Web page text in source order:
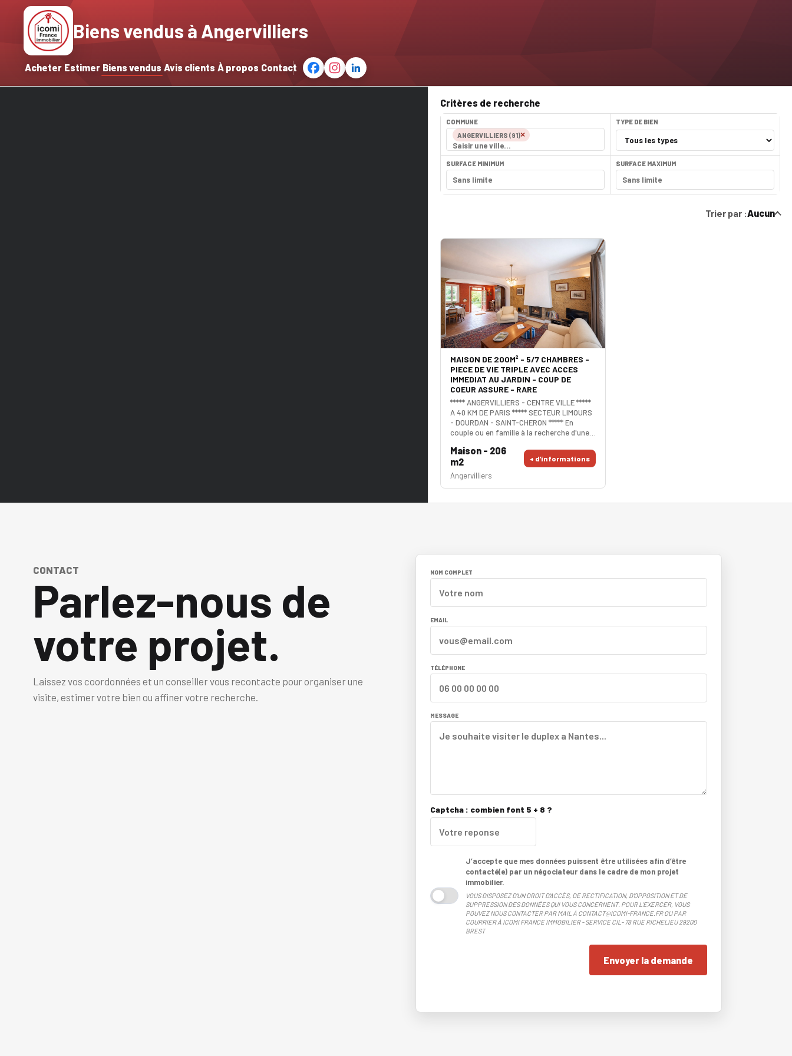
Acheter Estimer Biens vendus Avis clients À propos Contact
Biens vendus à Angervilliers
Critères de recherche
COMMUNE
ANGERVILLIERS (91)×
TYPE DE BIEN
SURFACE MINIMUM SURFACE MAXIMUM
Trier par :Aucun
MAISON DE 200M² - 5/7 CHAMBRES -
PIECE DE VIE TRIPLE AVEC ACCES
IMMEDIAT AU JARDIN - COUP DE
COEUR ASSURE - RARE
***** ANGERVILLIERS - CENTRE VILLE *****
A 40 KM DE PARIS ***** SECTEUR LIMOURS
- DOURDAN - SAINT-CHERON ***** En
couple ou en famille à la recherche d'une
jardin arboré au calme ? Génial ! Cette
pépite dispose d'un espace de vie triple
comprenant un salon intime avec une
cheminée très design, une réception
L'accès à la terrasse exposée s
Maison - 206
m2
+ d'informations
Angervilliers
CONTACT
Parlez-nous de
votre projet.
Laissez vos coordonnées et un conseiller vous recontacte pour organiser une
visite, estimer votre bien ou affiner votre recherche.
NOM COMPLET
EMAIL
TÉLÉPHONE
MESSAGE
Captcha : combien font 5 + 8 ?
J’accepte que mes données puissent être utilisées afin d’être
contacté(e) par un négociateur dans le cadre de mon projet
immobilier.
VOUS DISPOSEZ D'UN DROIT D'ACCÈS, DE RECTIFICATION, D'OPPOSITION ET DE
SUPPRESSION DES DONNÉES QUI VOUS CONCERNENT. POUR L'EXERCER, VOUS
POUVEZ NOUS CONTACTER PAR MAIL À CONTACT@ICOMI-FRANCE.FR OU PAR
COURRIER À ICOMI FRANCE IMMOBILIER - SERVICE CIL- 78 RUE RICHELIEU 29200
BREST
Envoyer la demande